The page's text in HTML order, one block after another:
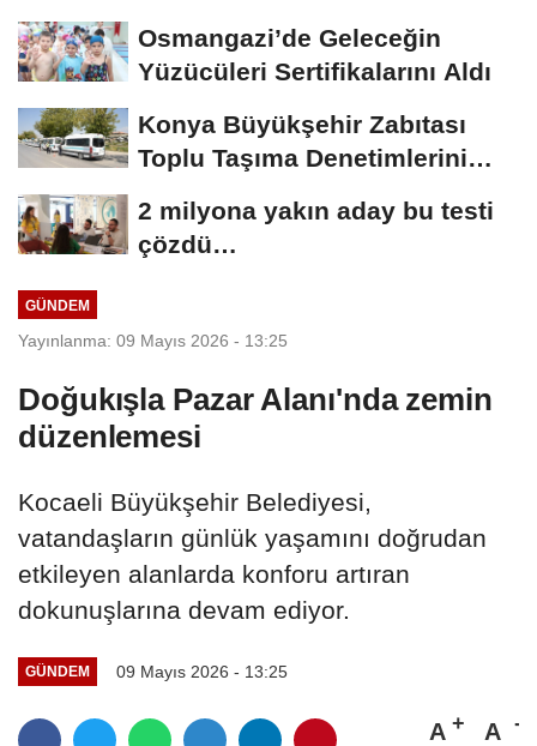
Osmangazi’de Geleceğin
Yüzücüleri Sertifikalarını Aldı
Konya Büyükşehir Zabıtası
Toplu Taşıma Denetimlerini
2 milyona yakın aday bu testi
çözdü…
GÜNDEM
Yayınlanma: 09 Mayıs 2026 - 13:25
Doğukışla Pazar Alanı'nda zemin
düzenlemesi
Kocaeli Büyükşehir Belediyesi,
vatandaşların günlük yaşamını doğrudan
etkileyen alanlarda konforu artıran
dokunuşlarına devam ediyor.
GÜNDEM 09 Mayıs 2026 - 13:25
A A